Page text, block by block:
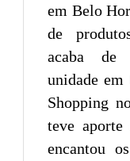
em Belo
de
acaba de
unidade
Shopping
teve
encantou